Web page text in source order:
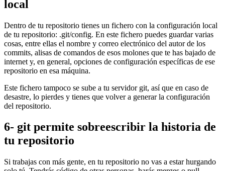
local
Dentro de tu repositorio tienes un fichero con la configuración local
de tu repositorio: .git/config. En este fichero puedes guardar varias
cosas, entre ellas el nombre y correo electrónico del autor de los
commits, alisas de comandos de esos molones que te has bajado de
internet y, en general, opciones de configuración específicas de ese
repositorio en esa máquina.
Este fichero tampoco se sube a tu servidor git, así que en caso de
desastre, lo pierdes y tienes que volver a generar la configuración
del repositorio.
6- git permite sobreescribir la historia de
tu repositorio
Si trabajas con más gente, en tu repositorio no vas a estar hurgando